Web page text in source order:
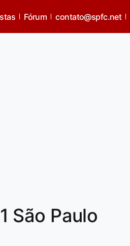
Fórum contato@spfc.net
São Paulo